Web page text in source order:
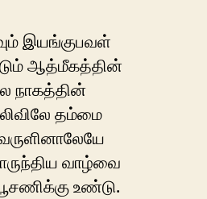
இயங்குபவள்
ஆத்மீகத்தின்
நாகத்தின்
தம்மை
வாழ்வை
உண்டு.